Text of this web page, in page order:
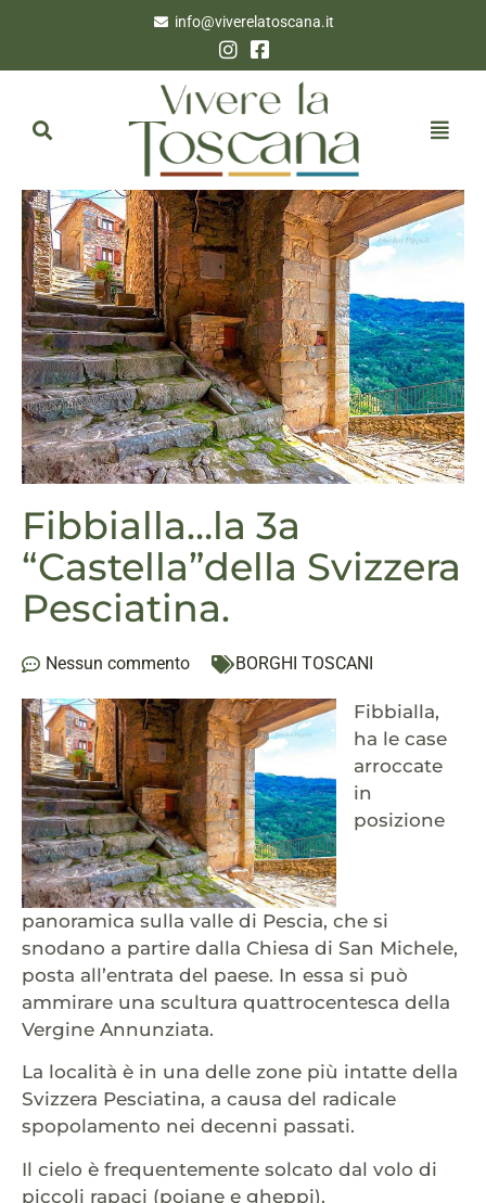
info@viverelatoscana.it
Fibbialla…la 3a
“Castella”della Svizzera
Pesciatina.
Nessun commento BORGHI TOSCANI
Fibbialla,
ha le case
arroccate
in
posizione
panoramica sulla valle di Pescia, che si
snodano a partire dalla Chiesa di San Michele,
posta all’entrata del paese. In essa si può
ammirare una scultura quattrocentesca della
Vergine Annunziata.
La località è in una delle zone più intatte della
Svizzera Pesciatina, a causa del radicale
spopolamento nei decenni passati.
Il cielo è frequentemente solcato dal volo di
piccoli rapaci (poiane e gheppi).